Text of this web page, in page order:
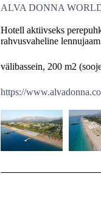
ALVA DONNA
Hotell aktiivseks
rahvusvaheline
välibassein, 200 m2
https://